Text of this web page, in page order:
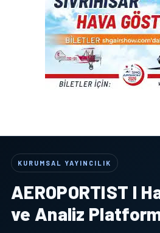
KURUMSAL YAYINCILIK
AEROPORTIST I
ve Analiz